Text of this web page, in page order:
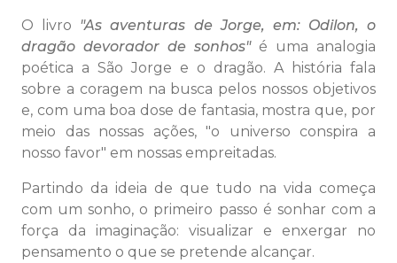
O livro "As aventuras de Jorge, em: Odilon, o
dragão devorador de sonhos"é uma analogia
poética a São Jorge e o dragão. A história fala
sobre a coragem na busca pelos nossos objetivos
e, com uma boa dose de fantasia, mostra que, por
meio das nossas ações, "o universo conspira a
nosso favor" em nossas empreitadas.
Partindo da ideia de que tudo na vida começa
com um sonho, o primeiro passo é sonhar com a
força da imaginação: visualizar e enxergar no
pensamento o que se pretende alcançar.